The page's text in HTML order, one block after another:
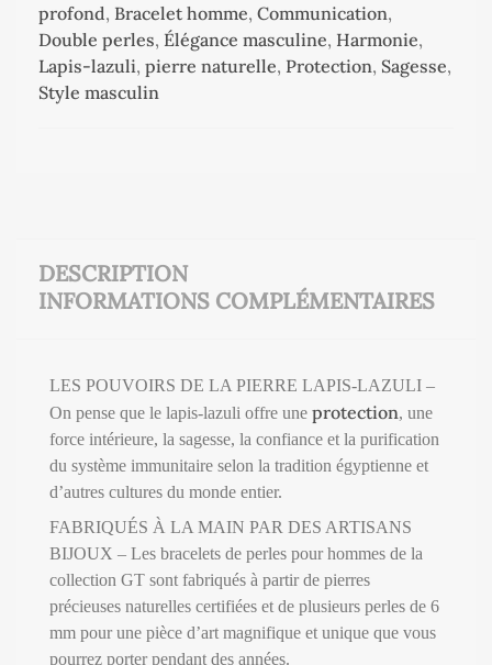
profond, Bracelet homme, Communication,
Double perles, Élégance masculine, Harmonie,
Lapis-lazuli, pierre naturelle, Protection, Sagesse,
Style masculin
DESCRIPTION
INFORMATIONS COMPLÉMENTAIRES
LES POUVOIRS DE LA PIERRE LAPIS-LAZULI –
On pense que le lapis-lazuli offre une protection, une
force intérieure, la sagesse, la confiance et la purification
du système immunitaire selon la tradition égyptienne et
d’autres cultures du monde entier.
FABRIQUÉS À LA MAIN PAR DES ARTISANS
BIJOUX – Les bracelets de perles pour hommes de la
collection GT sont fabriqués à partir de pierres
précieuses naturelles certifiées et de plusieurs perles de 6
mm pour une pièce d’art magnifique et unique que vous
pourrez porter pendant des années.